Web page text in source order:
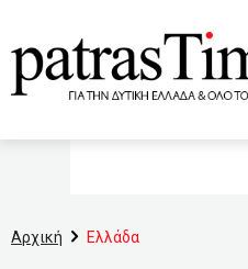
Αρχική Ελλάδα